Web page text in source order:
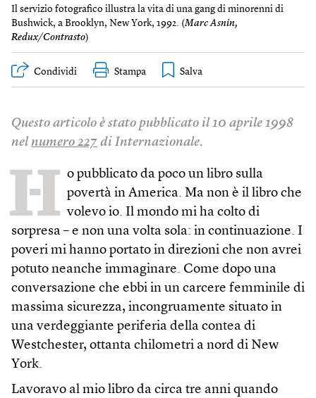
Il servizio fotografico illustra la vita di una gang di minorenni di
Bushwick, a Brooklyn, New York, 1992. (Marc Asnin,
Redux/Contrasto)
Condividi Stampa
Questo articolo è stato pubblicato il 10 aprile 1998
nel numero 227 di Internazionale.
H o pubblicato da poco un libro sulla
povertà in America. Ma non è il libro che
volevo io. Il mondo mi ha colto di
sorpresa – e non una volta sola: in continuazione. I
poveri mi hanno portato in direzioni che non avrei
potuto neanche immaginare. Come dopo una
conversazione che ebbi in un carcere femminile di
massima sicurezza, incongruamente situato in
una verdeggiante periferia della contea di
Westchester, ottanta chilometri a nord di New
York.
Lavoravo al mio libro da circa tre anni quando